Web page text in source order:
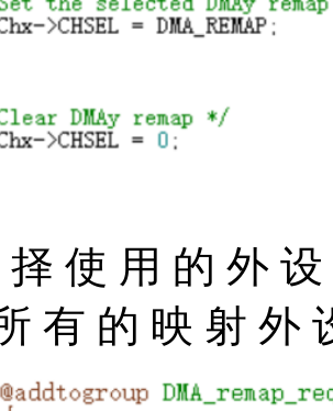
使 用 的 外 设
有 的 映 射 外